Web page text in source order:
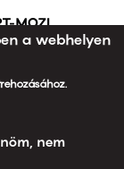
a webhelyen
nem